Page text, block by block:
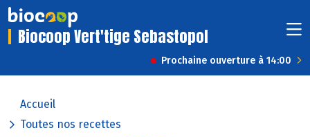
Biocoop Vert'tige Sebastopol
Prochaine ouverture à 14:00
Accueil
Toutes nos recettes